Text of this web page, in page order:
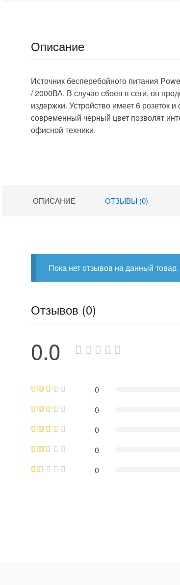
Описание
Источник бесперебойного питания
/ 2000ВА. В случае сбоев в сети, он
издержки. Устройство имеет 6 розеток
современный черный цвет позволят
офисной техники.
ОПИСАНИЕ ОТЗЫВЫ (0)
Пока нет отзывов на данный товар.
Отзывов (0)
0.0
0
0
0
0
0